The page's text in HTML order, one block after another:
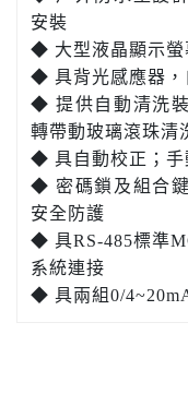
安裝
◆ 大型液晶顯示螢
◆ 具背光感應器，
◆ 提供自動清洗
轉帶動玻璃滾珠清
◆ 具自動校正；手
◆ 密碼鎖及組合
安全防護
◆ 具RS-485標準
系統連接
◆ 具兩組0/